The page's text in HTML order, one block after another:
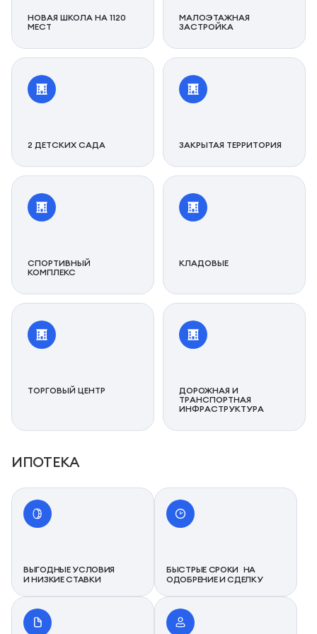
НОВАЯ ШКОЛА НА 1120
МЕСТ
МАЛОЭТАЖНАЯ
ЗАСТРОЙКА
2 ДЕТСКИХ САДА ЗАКРЫТАЯ ТЕРРИТОРИЯ
СПОРТИВНЫЙ
КОМПЛЕКС
КЛАДОВЫЕ
ТОРГОВЫЙ ЦЕНТР
ДОРОЖНАЯ И
ТРАНСПОРТНАЯ
ИНФРАСТРУКТУРА
ИПОТЕКА
ВЫГОДНЫЕ УСЛОВИЯ
И НИЗКИЕ СТАВКИ
БЫСТРЫЕ СРОКИ НА
ОДОБРЕНИЕ И СДЕЛКУ